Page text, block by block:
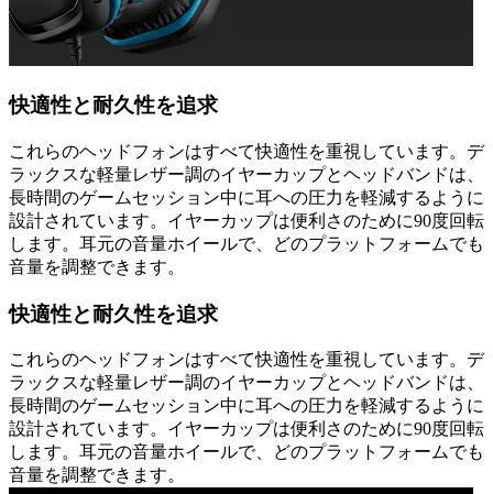
快適性と耐久性を追求
これらのヘッドフォンはすべて快適性を重視しています。デ
ラックスな軽量レザー調のイヤーカップとヘッドバンドは、
長時間のゲームセッション中に耳への圧力を軽減するように
設計されています。イヤーカップは便利さのために90度回転
します。耳元の音量ホイールで、どのプラットフォームでも
音量を調整できます。
快適性と耐久性を追求
これらのヘッドフォンはすべて快適性を重視しています。デ
ラックスな軽量レザー調のイヤーカップとヘッドバンドは、
長時間のゲームセッション中に耳への圧力を軽減するように
設計されています。イヤーカップは便利さのために90度回転
します。耳元の音量ホイールで、どのプラットフォームでも
音量を調整できます。